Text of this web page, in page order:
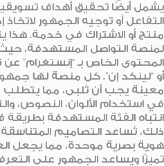
يشمل أيضًا تحقيق أهداف
التفاعل أو توجيه الجمهور
منتج أو الاشتراك في خدمة. هذا
لمنصة التواصل المستهدفة،
المحتوى الخاص بـ “إنستغرام”
أو “لينكد إن”. كل منصة لها
معينة يجب أن تُلبى، مما يتطلب
في استخدام الألوان، النصوص،
انتباه الفئة المستهدفة بطريقة
ذلك، تُساعد التصاميم المتناسقة
هوية بصرية موحدة، مما يجعل
تميزًا ويساعد الجمهور على